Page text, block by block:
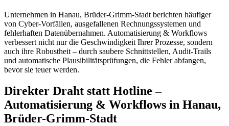
Unternehmen in Hanau, Brüder-Grimm-Stadt berichten häufiger
von Cyber-Vorfällen, ausgefallenen Rechnungssystemen und
fehlerhaften Datenübernahmen. Automatisierung & Workflows
verbessert nicht nur die Geschwindigkeit Ihrer Prozesse, sondern
auch ihre Robustheit – durch saubere Schnittstellen, Audit-Trails
und automatische Plausibilitätsprüfungen, die Fehler abfangen,
bevor sie teuer werden.
Direkter Draht statt Hotline –
Automatisierung & Workflows in Hanau,
Brüder-Grimm-Stadt